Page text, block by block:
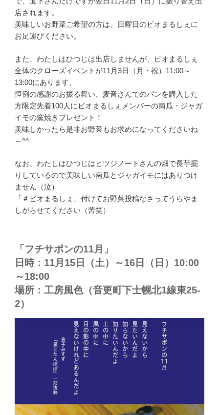
店されます。
美味しいお野菜ご希望の方は、日曜日のビオまるしぇに
お足運びください。
また、わたしはひつじは出店しませんが、ビオまるしぇ
全体のクローズイベントが11月3日（月・祝）11:00～
13:00にあります。
恒例の感謝のお振る舞い、麦音さんでのパンを購入した
方限定先着100人にビオまるしぇメンバーの南瓜・ジャガ
イモの窯焼きプレゼント！
美味しかったら是非お野菜もお求めになってくださいね
～^^
なお、わたしはひつじはヒツジノートさんの畑で長芋掘
りしているので美味しい南瓜とジャガイモにはありつけ
ません（泣）
「＃ビオまるしぇ」付けてお野菜投稿なさってうらやま
しがらせてください（苦笑）
「フチサポンの11月」
日時：11月15日（土）～16日（日）10:00
～18:00
場所：工房風色（音更町下士幌北1線東25-
2）